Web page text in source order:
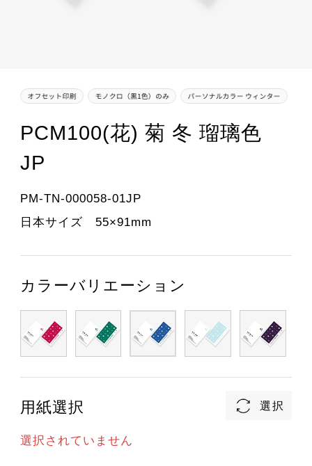
PCM100(花) 菊 冬 瑠璃色
JP
PM-TN-000058-01JP
日本サイズ 55×91mm
カラーバリエーション
用紙選択
選択されていません